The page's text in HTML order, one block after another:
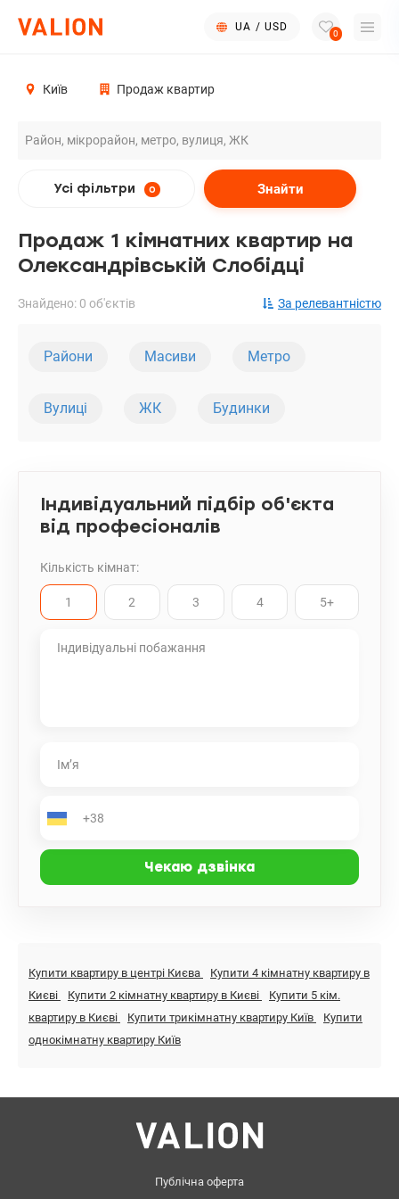
UA / USD
0
Київ Продаж квартир
Усі фільтри 0 Знайти
Продаж 1 кімнатних квартир на
Олександрівській Слобідці
Знайдено: 0 об'єктів За релевантністю
Райони Масиви Метро
Вулиці ЖК Будинки
Індивідуальний підбір об'єкта
від професіоналів
Кількість кімнат:
1 2 3 4 5+
Купити квартиру в центрі Києва
Купити 4 кімнатну квартиру в
Києві
Купити 2 кімнатну квартиру в Києві
Купити 5 кім.
квартиру в Києві
Купити трикімнатну квартиру Київ
Купити
однокімнатну квартиру Київ
Публічна оферта